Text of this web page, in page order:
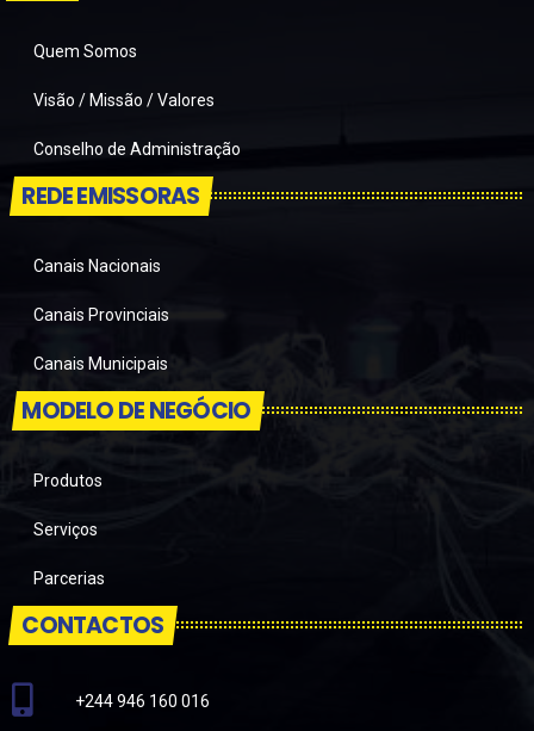
Quem Somos
Visão / Missão / Valores
Conselho de Administração
REDE EMISSORAS
Canais Nacionais
Canais Provinciais
Canais Municipais
MODELO DE NEGÓCIO
Produtos
Serviços
Parcerias
CONTACTOS
+244 946 160 016